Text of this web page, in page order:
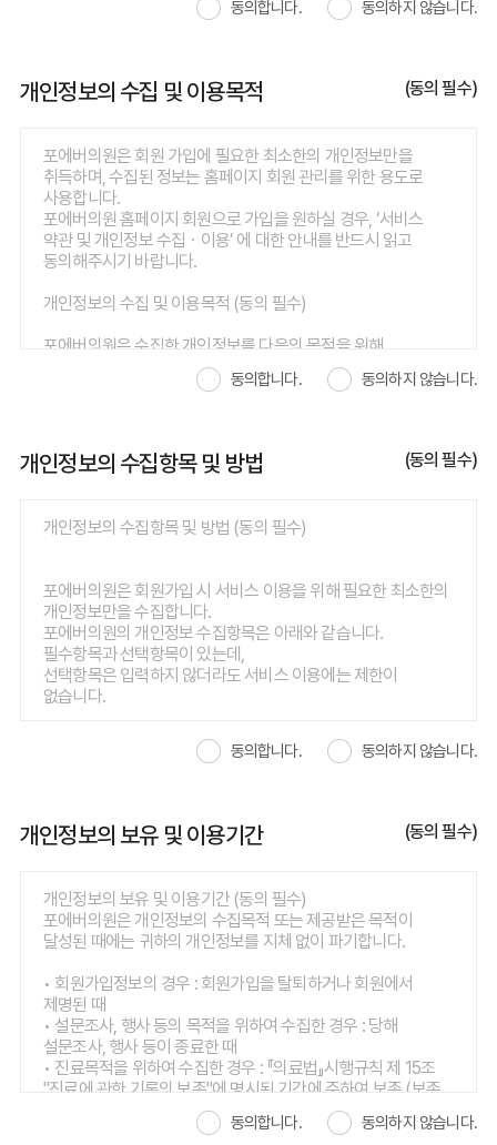
① 이 약관은 서비스를 이용하고자 하는 모든 회원에 대하여 그
회원에게 공시하고, 이에 동의한 회원이 서비스에 가입함으로써
효력이 발생합니다.
방법으로 공시합니다. 다만 이용자의 권리 또는 의무에 관한
중요한 규정의 변경은 최소한 7일전에 공시합니다.
④ 회원은 변경된 약관 사항에 동의하지 않으면 서비스 이용을
중단하고 이용 계약을 해지할 수 있습니다.
제3조 (약관 외 준칙)
규정에 의합니다.
제4조 (회원의 정의)
사이트에 접속하여 성명, 이메일주소 등 필수 입력함으로써
고객으로 회원의 자격 및 권한 등을 얻은자
제 2장 서비스 이용 계약
"위의 이용약관에 동의하십니까?" 라는 이용 신청시의 물음에
고객이 "동의" 버튼을 누르면 약관에 동의하는 것으로
제6조 (이용 신청)
이용 신청, 즉 회원가입은 고객이 다음 사항을 가입신청 양식에
기록하는 방식으로 행합니다.
1. 아이디
2. 비밀번호
병원은 제6조에서 정한 사항을 정확히 기재하여 이용 신청한
제8조 (이용신청에 대한 승낙의 제한)
병원은 다음 각 호에 해당하는 신청에 대하여는 승낙을 하지
않을 수 있습니다.
2. 실명이 아니거나, 다른 사람의 명의사용 등 이용자 등록 시
허위로 신청하는 경우
3. 이용자 등록 사항을 누락하거나 오기하여 신청하는 경우
4. 사회의 안녕질서 또는 미풍양속을 저해하거나, 저해할
목적으로 신청한 경우
5. 고객의 귀책사유에 의하여 회원 자격을 상실한 적이 있는
6. 기타 병원이 정한 이용신청 요건이 만족되지 않았을 경우
동의합니다. 동의하지 않습니다.
개인정보의 수집 및 이용목적 (동의 필수)
포에버의원은 회원 가입에 필요한 최소한의 개인정보만을
취득하며, 수집된 정보는 홈페이지 회원 관리를 위한 용도로
사용합니다.
포에버의원 홈페이지 회원으로 가입을 원하실 경우, ‘서비스
약관 및 개인정보 수집ㆍ이용’ 에 대한 안내를 반드시 읽고
동의해주시기 바랍니다.
개인정보의 수집 및 이용목적 (동의 필수)
포에버의원은 수집한 개인정보를 다음의 목적을 위해
이용자가 제공한 모든 정보는 하기 목적에 필요한 용도 이외로는
• 진단 및 치료를 위한 진료서비스 제공
• 교육, 연구, 진료서비스에 필요한 최소한의 분석 자료
• 진료예약, 예약조회, 등 홈페이지 회원제 서비스 제공
• 서비스 이용에 대한 통계
• 고지사항 전달, 불만처리 등을 위한 의사소통 경로로 이용
• 온라인 상담 답변 처리를 위한 자료
• 새로운 서비스 및 행사정보 안내 제공
• 신규 서비스 개발과 개인 맞춤 서비스 제공을 위한 자료
• 설문조사, 행사 등의 서비스 제공
(위 항의 원활한 업무처리를 위하여 개인정보 처리(취급) 업무
동의합니다. 동의하지 않습니다.
개인정보의 수집항목 및 방법 (동의 필수)
개인정보의 수집항목 및 방법 (동의 필수)
포에버의원은 회원가입 시 서비스 이용을 위해 필요한 최소한의
개인정보만을 수집합니다.
포에버의원의 개인정보 수집항목은 아래와 같습니다.
필수항목과 선택항목이 있는데,
선택항목은 입력하지 않더라도 서비스 이용에는 제한이
없습니다.
• 필수항목 : 아이디, 비밀번호, 이름, 휴대폰번호, 이메일
진료 받을 때
• 필수항목 : 이름, 주민등록번호, 주소, 전화번호, 휴대폰번호,
의료진이 필요하다고 판단되는 개인정보
진료비 수납 또는 인터넷 결제
서비스 이용 과정이나 서비스 제공 업무 처리 과정에서 다음과
같은 정보들이 자동으로 생성되어 수집될 수 있습니다.
• 서비스 이용기록, 접속 로그, 쿠키, 접속 IP 정보
* 상기 외 특정 목적을 위해 단기적으로 개인정보 수집시 별도로
공지드리며, 가입 당시 정보뿐만 아니라 정보 수정으로 변경된
동의합니다. 동의하지 않습니다.
개인정보의 보유 및 이용기간 (동의 필수)
개인정보의 보유 및 이용기간 (동의 필수)
포에버의원은 개인정보의 수집목적 또는 제공받은 목적이
달성된 때에는 귀하의 개인정보를 지체 없이 파기합니다.
• 회원가입정보의 경우 : 회원가입을 탈퇴하거나 회원에서
제명된 때
• 설문조사, 행사 등의 목적을 위하여 수집한 경우 : 당해
설문조사, 행사 등이 종료한 때
• 진료목적을 위하여 수집한 경우 : 『의료법』시행규칙 제 15조
"진료에 관한 기록의 보존"에 명시된 기간에 준하여 보존 (보존
항목 : 성명, 주소, 주민등록번호, 진료정보)
• 신용정보의 수집 / 처리 및 이용 등에 관한 정보의 경우 :
동의합니다. 동의하지 않습니다.